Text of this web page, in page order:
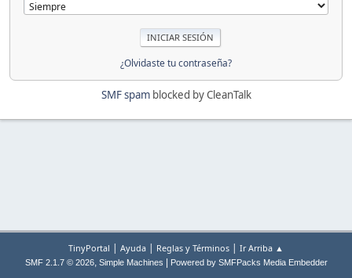
¿Olvidaste tu contraseña?
SMF spamblocked by CleanTalk
TinyPortal | Ayuda | Reglas y Términos | Ir Arriba ▲
SMF 2.1.7 © 2026, Simple Machines Powered by SMFPacks Media Embedder